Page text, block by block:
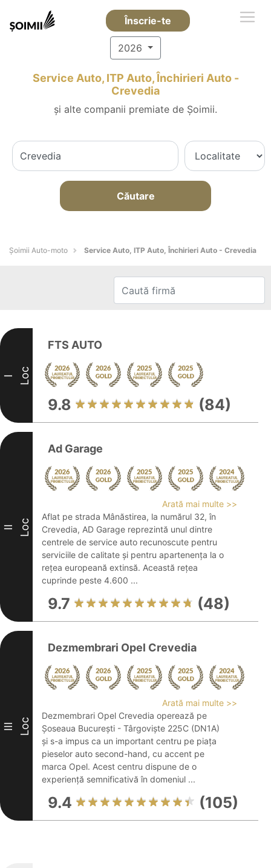
Înscrie-te
2026
Service Auto, ITP Auto, Închirieri Auto -
Crevedia
și alte companii premiate de Șoimii.
Căutare
Șoimii Auto-moto Service Auto, ITP Auto, Închirieri Auto - Crevedia
I Loc
FTS AUTO
9.8 (84)
II Loc
Ad Garage
Arată mai multe >>
Aflat pe strada Mânăstirea, la numărul 32, în
Crevedia, AD Garage reprezintă unul dintre
centrele de service auto recunoscute pentru
serviciile de calitate și pentru apartenența la o
rețea europeană extinsă. Această rețea
cuprinde peste 4.600 ...
9.7 (48)
III Loc
Dezmembrari Opel Crevedia
Arată mai multe >>
Dezmembrari Opel Crevedia operează pe
Șoseaua București - Târgoviște 225C (DN1A)
și s-a impus ca un important centru pe piața
pieselor auto second-hand, cu accent pe
marca Opel. Acest centru dispune de o
experiență semnificativă în domeniul ...
9.4 (105)